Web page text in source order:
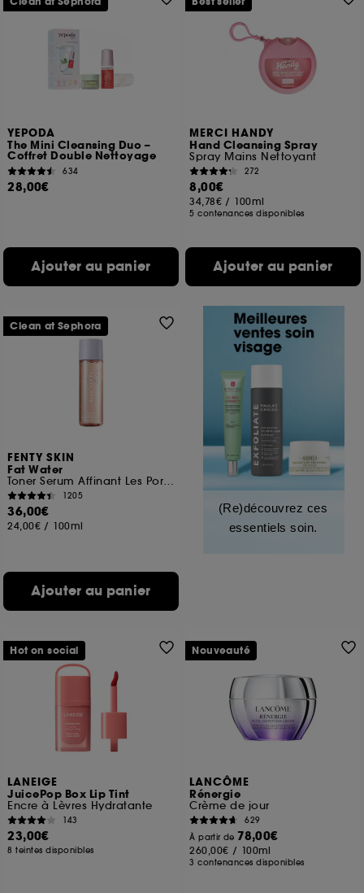
YEPODA
The Mini Cleansing Duo –
Coffret Double Nettoyage
634
28,00€
Ajouter au panier
MERCI HANDY
Hand Cleansing Spray
Spray Mains Nettoyant
272
8,00€
34,78€ / 100ml
5 contenances disponibles
Ajouter au panier
FENTY SKIN
Fat Water
Toner Serum Affinant Les Pores
1205
36,00€
24,00€ / 100ml
Ajouter au panier
Clean at Sephora
(Re)découvrez ces
essentiels soin.
LANEIGE
JuicePop Box Lip Tint
Encre à Lèvres Hydratante
143
23,00€
8 teintes disponibles
Hot on social
LANCÔME
Rénergie
Crème de jour
629
À partir de 78,00€
260,00€ / 100ml
3 contenances disponibles
Nouveauté